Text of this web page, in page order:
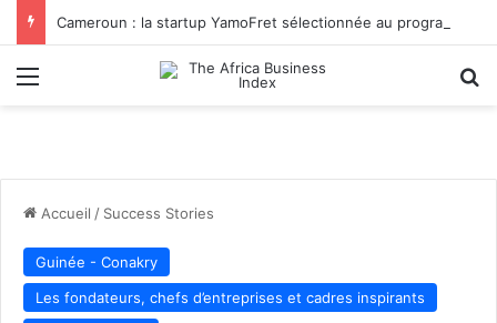
Menu
Accueil / Success Stories
Guinée - Conakry
Les fondateurs, chefs d’entreprises et cadres inspirants